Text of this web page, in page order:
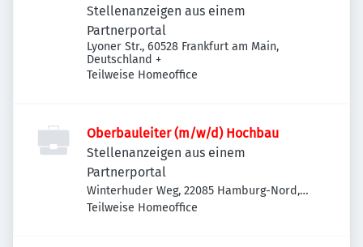
Stellenanzeigen aus einem
Partnerportal
Lyoner Str., 60528 Frankfurt am Main,
Deutschland +
Teilweise Homeoffice
Oberbauleiter (m/w/d) Hochbau
Stellenanzeigen aus einem
Partnerportal
Winterhuder Weg, 22085 Hamburg-Nord,
Deutschland
Teilweise Homeoffice